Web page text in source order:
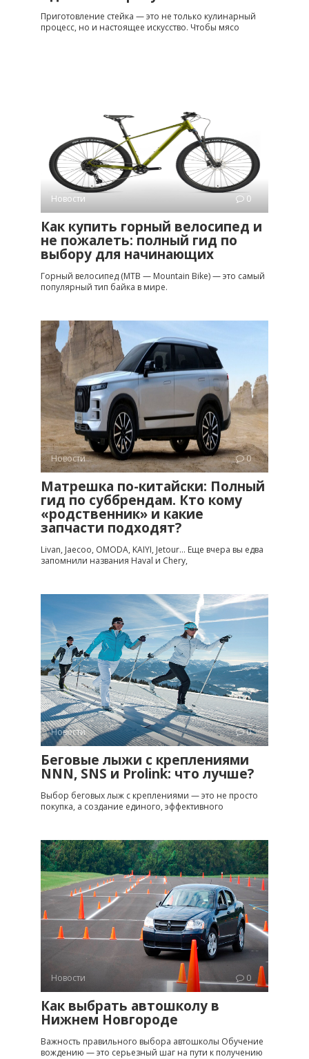
Приготовление стейка — это не только кулинарный
процесс, но и настоящее искусство. Чтобы мясо
Новости 0
Как купить горный велосипед и
не пожалеть: полный гид по
выбору для начинающих
Горный велосипед (MTB — Mountain Bike) — это самый
популярный тип байка в мире.
Новости 0
Матрешка по-китайски: Полный
гид по суббрендам. Кто кому
«родственник» и какие
запчасти подходят?
Livan, Jaecoo, OMODA, KAIYI, Jetour… Еще вчера вы едва
запомнили названия Haval и Chery,
Новости 0
Беговые лыжи с креплениями
NNN, SNS и Prolink: что лучше?
Выбор беговых лыж с креплениями — это не просто
покупка, а создание единого, эффективного
Новости 0
Как выбрать автошколу в
Нижнем Новгороде
Важность правильного выбора автошколы Обучение
вождению — это серьезный шаг на пути к получению